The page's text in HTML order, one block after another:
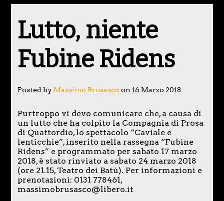
Lutto, niente
Fubine Ridens
Posted by Massimo Brusasco on 16 Marzo 2018
Purtroppo vi devo comunicare che, a causa di
un lutto che ha colpito la Compagnia di Prosa
di Quattordio, lo spettacolo “Caviale e
lenticchie”, inserito nella rassegna “Fubine
Ridens” e programmato per sabato 17 marzo
2018, è stato rinviato a sabato 24 marzo 2018
(ore 21.15, Teatro dei Batù). Per informazioni e
prenotazioni: 0131 778461,
massimobrusasco@libero.it